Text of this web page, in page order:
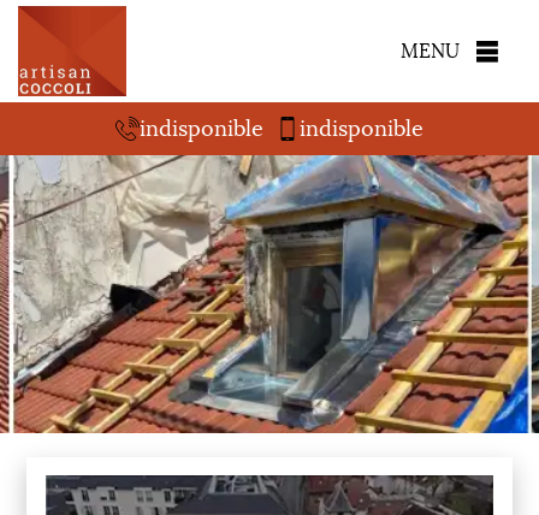
MENU
indisponible indisponible